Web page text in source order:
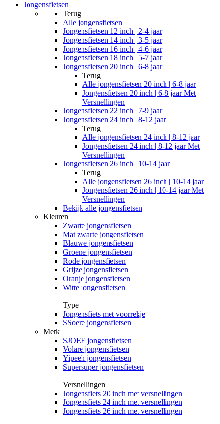
Jongensfietsen
Terug
Alle jongensfietsen
Jongensfietsen 12 inch | 2-4 jaar
Jongensfietsen 14 inch | 3-5 jaar
Jongensfietsen 16 inch | 4-6 jaar
Jongensfietsen 18 inch | 5-7 jaar
Jongensfietsen 20 inch | 6-8 jaar
Terug
Alle jongensfietsen 20 inch | 6-8 jaar
Jongensfietsen 20 inch | 6-8 jaar Met
Versnellingen
Jongensfietsen 22 inch | 7-9 jaar
Jongensfietsen 24 inch | 8-12 jaar
Terug
Alle jongensfietsen 24 inch | 8-12 jaar
Jongensfietsen 24 inch | 8-12 jaar Met
Versnellingen
Jongensfietsen 26 inch | 10-14 jaar
Terug
Alle jongensfietsen 26 inch | 10-14 jaar
Jongensfietsen 26 inch | 10-14 jaar Met
Versnellingen
Bekijk alle jongensfietsen
Kleuren
Zwarte jongensfietsen
Mat zwarte jongensfietsen
Blauwe jongensfietsen
Groene jongensfietsen
Rode jongensfietsen
Grijze jongensfietsen
Oranje jongensfietsen
Witte jongensfietsen
Type
Jongensfiets met voorrekje
SSoere jongensfietsen
Merk
SJOEF jongensfietsen
Volare jongensfietsen
Yipeeh jongensfietsen
Supersuper jongensfietsen
Versnellingen
Jongensfiets 20 inch met versnellingen
Jongensfiets 24 inch met versnellingen
Jongensfiets 26 inch met versnellingen